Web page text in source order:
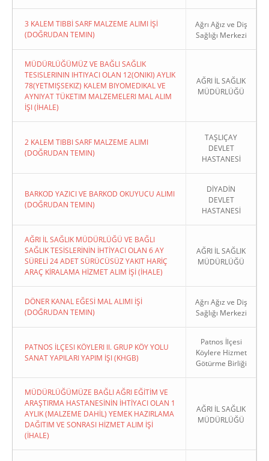
3 KALEM TIBBİ SARF MALZEME ALIMI İŞİ
(DOĞRUDAN TEMIN)
Ağrı Ağız ve Diş
Sağlığı Merkezi
MÜDÜRLÜĞÜMÜZ VE BAĞLI SAĞLIK
TESISLERININ IHTIYACI OLAN 12(ONIKI) AYLIK
78(YETMIŞSEKIZ) KALEM BIYOMEDIKAL VE
AYNIYAT TÜKETIM MALZEMELERI MAL ALIM
İŞI (İHALE)
AĞRI İL SAĞLIK
MÜDÜRLÜĞÜ
2 KALEM TIBBI SARF MALZEME ALIMI
(DOĞRUDAN TEMIN)
TAŞLIÇAY
DEVLET
HASTANESİ
BARKOD YAZICI VE BARKOD OKUYUCU ALIMI
(DOĞRUDAN TEMIN)
DİYADİN
DEVLET
HASTANESİ
AĞRI İL SAĞLIK MÜDÜRLÜĞÜ VE BAĞLI
SAĞLIK TESİSLERİNİN İHTİYACI OLAN 6 AY
SÜRELİ 24 ADET SÜRÜCÜSÜZ YAKIT HARİÇ
ARAÇ KİRALAMA HİZMET ALIM İŞİ (İHALE)
AĞRI İL SAĞLIK
MÜDÜRLÜĞÜ
DÖNER KANAL EĞESİ MAL ALIMI İŞİ
(DOĞRUDAN TEMIN)
Ağrı Ağız ve Diş
Sağlığı Merkezi
PATNOS İLÇESI KÖYLERI II. GRUP KÖY YOLU
SANAT YAPILARI YAPIM İŞI (KHGB)
Patnos İlçesi
Köylere Hizmet
Götürme Birliği
MÜDÜRLÜĞÜMÜZE BAĞLI AĞRI EĞİTİM VE
ARAŞTIRMA HASTANESİNİN İHTİYACI OLAN 1
AYLIK (MALZEME DAHİL) YEMEK HAZIRLAMA
DAĞITIM VE SONRASI HİZMET ALIM İŞİ
(İHALE)
AĞRI İL SAĞLIK
MÜDÜRLÜĞÜ